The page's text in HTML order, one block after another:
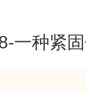
一种紧